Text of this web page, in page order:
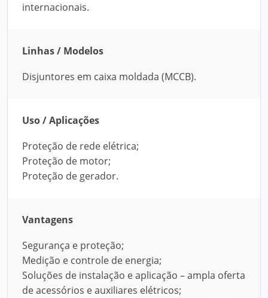
internacionais.
Linhas / Modelos
Disjuntores em caixa moldada (MCCB).
Uso / Aplicações
Proteção de rede elétrica;
Proteção de motor;
Proteção de gerador.
Vantagens
Segurança e proteção;
Medição e controle de energia;
Soluções de instalação e aplicação – ampla oferta
de acessórios e auxiliares elétricos;